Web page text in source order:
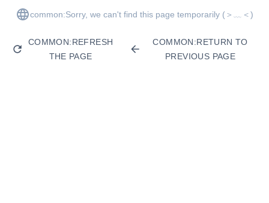
common:Sorry, we can't find this page temporarily (＞﹏＜)
COMMON:REFRESH
THE PAGE
COMMON:RETURN TO
PREVIOUS PAGE